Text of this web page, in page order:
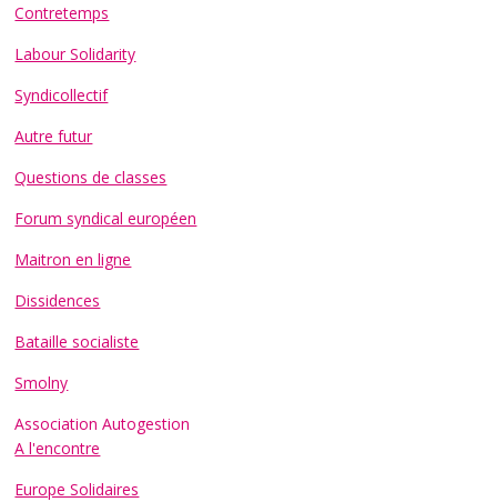
Contretemps
Labour Solidarity
Syndicollectif
Autre futur
Questions de classes
Forum syndical européen
Maitron en ligne
Dissidences
Bataille socialiste
Smolny
Association Autogestion
A l'encontre
Europe Solidaires